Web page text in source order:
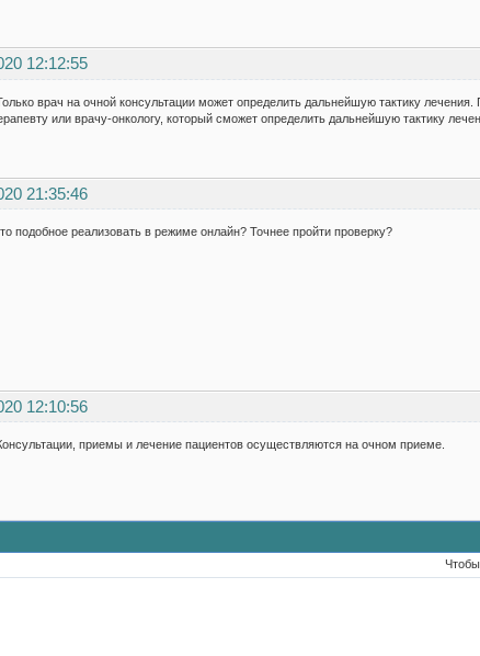
12:12:55
врач на очной консультации может определить дальнейшую тактику лечения.
или врачу-онкологу, который сможет определить дальнейшую тактику
21:35:46
подобное реализовать в режиме онлайн? Точнее пройти проверку?
12:10:56
приемы и лечение пациентов осуществляются на очном приеме.